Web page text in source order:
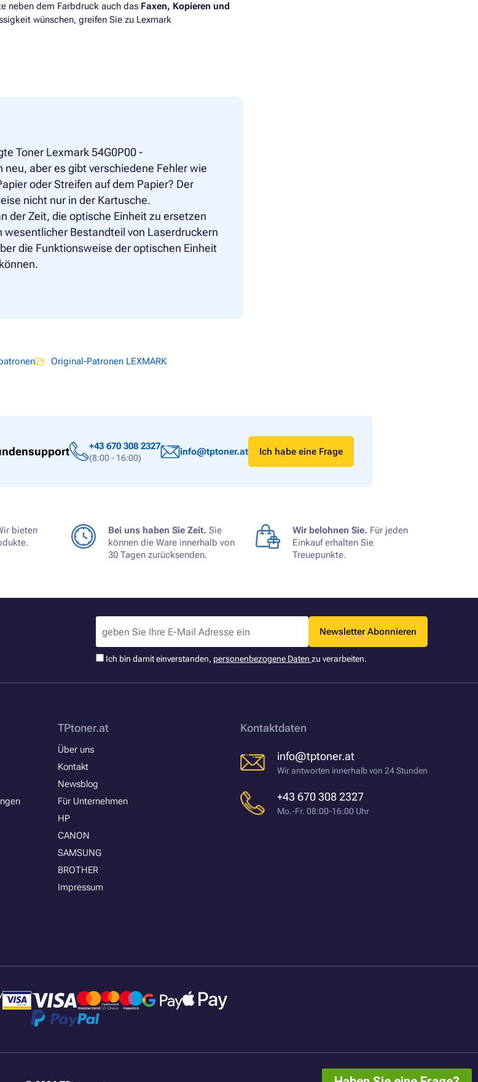
neben dem Farbdruck auch das Faxen, Kopieren und
wünschen, greifen Sie zu Lexmark
Toner Lexmark 54G0P00 -
aber es gibt verschiedene Fehler wie
oder Streifen auf dem Papier? Der
nicht nur in der Kartusche.
der Zeit, die optische Einheit zu ersetzen
wesentlicher Bestandteil von Laserdruckern
die Funktionsweise der optischen Einheit
Original-Patronen LEXMARK
+43 670 308 2327
(8:00 - 16:00)
info@tptoner.at Ich habe eine Frage
bieten
Bei uns haben Sie Zeit. Sie
können die Ware innerhalb von
30 Tagen zurücksenden.
Wir belohnen Sie. Für jeden
Einkauf erhalten Sie
Treuepunkte.
Newsletter Abonnieren
Ich bin damit einverstanden, personenbezogene Daten zu verarbeiten.
TPtoner.at
Über uns
Kontakt
Newsblog
Für Unternehmen
HP
CANON
SAMSUNG
BROTHER
Impressum
Kontaktdaten
info@tptoner.at
Wir antworten innerhalb von 24 Stunden
+43 670 308 2327
Mo.-Fr. 08:00-16:00 Uhr